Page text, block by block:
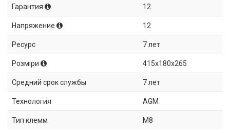
Гарантия 12
Напряжение 12
Ресурс 7 лет
Розміри 415x180x265
Средний срок службы 7 лет
Технология AGM
Тип клемм M8